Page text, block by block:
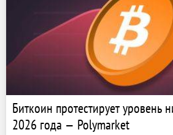
Биткоин протестирует уровень
2026 года — Polymarket